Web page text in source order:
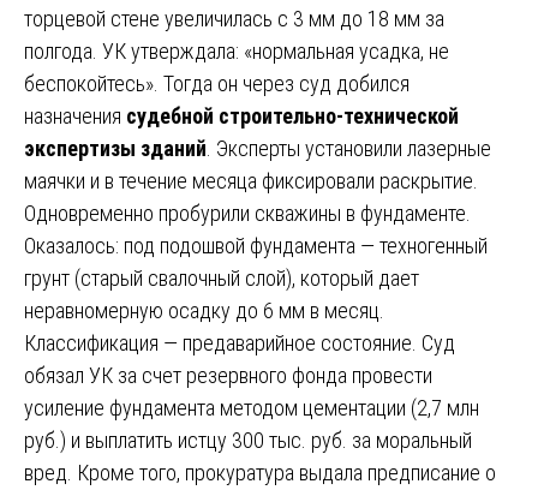
торцевой стене увеличилась с 3 мм до 18 мм за
полгода. УК утверждала: «нормальная усадка, не
беспокойтесь». Тогда он через суд добился
назначения судебной строительно-технической
экспертизы зданий . Эксперты установили лазерные
маячки и в течение месяца фиксировали раскрытие.
Одновременно пробурили скважины в фундаменте.
Оказалось: под подошвой фундамента — техногенный
грунт (старый свалочный слой), который дает
неравномерную осадку до 6 мм в месяц.
Классификация — предаварийное состояние. Суд
обязал УК за счет резервного фонда провести
усиление фундамента методом цементации (2,7 млн
руб.) и выплатить истцу 300 тыс. руб. за моральный
вред. Кроме того, прокуратура выдала предписание о